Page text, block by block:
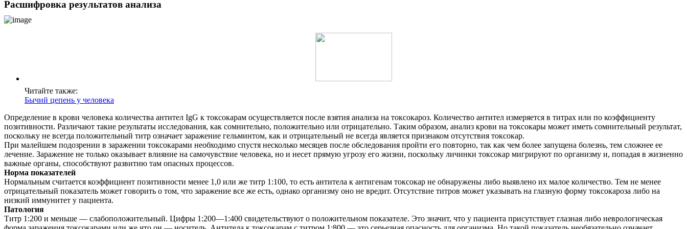
Расшифровка результатов анализа
Читайте также:
Бычий цепень у человека
Определение в крови человека количества антител IgG к токсокарам осуществляется после взятия анализа на токсокароз. Количество антител измеряется в титрах или по коэффициенту
позитивности. Различают такие результаты исследования, как сомнительно, положительно или отрицательно. Таким образом, анализ крови на токсокары может иметь сомнительный результат,
поскольку не всегда положительный титр означает заражение гельминтом, как и отрицательный не всегда является признаком отсутствия токсокар.
При малейшем подозрении в заражении токсокарами необходимо спустя несколько месяцев после обследования пройти его повторно, так как чем более запущена болезнь, тем сложнее ее
лечение. Заражение не только оказывает влияние на самочувствие человека, но и несет прямую угрозу его жизни, поскольку личинки токсокар мигрируют по организму и, попадая в жизненно
важные органы, способствуют развитию там опасных процессов.
Норма показателей
Нормальным считается коэффициент позитивности менее 1,0 или же титр 1:100, то есть антитела к антигенам токсокар не обнаружены либо выявлено их малое количество. Тем не менее
отрицательный показатель может говорить о том, что заражение все же есть, однако организму оно не вредит. Отсутствие титров может указывать на глазную форму токсокароза либо на
низкий иммунитет у пациента.
Патология
Титр 1:200 и меньше — слабоположительный. Цифры 1:200—1:400 свидетельствуют о положительном показателе. Это значит, что у пациента присутствует глазная либо неврологическая